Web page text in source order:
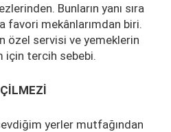
Bunların yanı sıra
favori mekânlarımdan biri.
özel servisi ve yemeklerin
için tercih sebebi.
yerler mutfağından